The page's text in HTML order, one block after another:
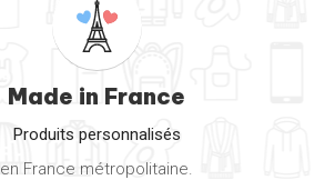
Made in France
Produits personnalisés
en France métropolitaine.